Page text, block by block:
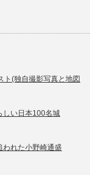
ト(独自撮影写真と地図
い日本100名城
れた小野崎通盛